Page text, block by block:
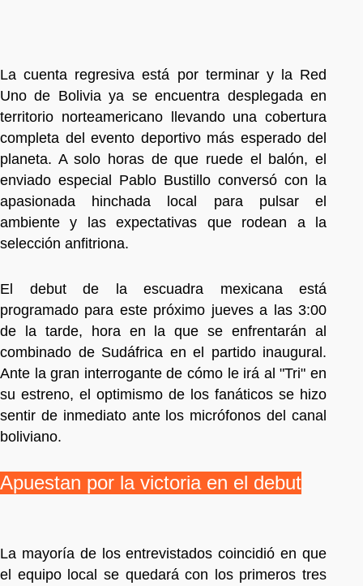
La cuenta regresiva está por terminar y la Red
Uno de Bolivia ya se encuentra desplegada en
territorio norteamericano llevando una cobertura
completa del evento deportivo más esperado del
planeta. A solo horas de que ruede el balón, el
enviado especial Pablo Bustillo conversó con la
apasionada hinchada local para pulsar el
ambiente y las expectativas que rodean a la
selección anfitriona.
El debut de la escuadra mexicana está
programado para este próximo jueves a las 3:00
de la tarde, hora en la que se enfrentarán al
combinado de Sudáfrica en el partido inaugural.
Ante la gran interrogante de cómo le irá al "Tri" en
su estreno, el optimismo de los fanáticos se hizo
sentir de inmediato ante los micrófonos del canal
boliviano.
Apuestan por la victoria en el debut
La mayoría de los entrevistados coincidió en que
el equipo local se quedará con los primeros tres